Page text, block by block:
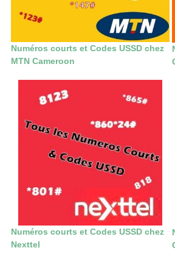
Numéros courts et Codes USSD chez
MTN Cameroon
Numéros courts et Codes USSD chez
Nexttel